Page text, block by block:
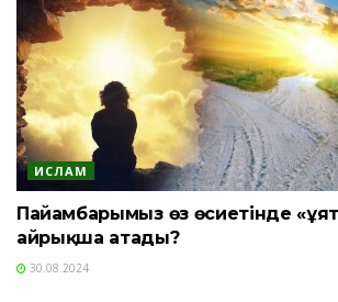
ИСЛАМ
Пайғамбарымыз өз өсиетінде
айрықша атады?
30.08.2024